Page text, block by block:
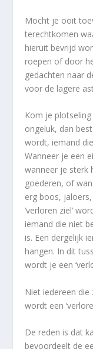
Mocht je ooit
terechtkomen
hieruit bevrijd
roepen of door
gedachten naar
voor de lagere
Kom je
ongeluk, dan
wordt, iemand
Wanneer je een
wanneer je sterk
goederen, of
erg boos,
‘verloren ziel’
iemand die niet
is. Een dergelijk
hangen. In dit
wordt je een
Niet iedereen
wordt een
De reden is dat
bevoordeelt de